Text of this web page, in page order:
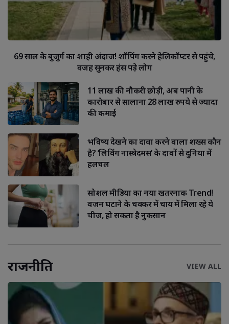
69 साल के बुजुर्ग का शाही अंदाज! शॉपिंग करने हेलिकॉप्टर से पहुंचे,
वजह सुनकर हंस पड़े लोग
11 लाख की नौकरी छोड़ी, अब पानी के
कारोबार से सालाना 28 लाख रुपये से ज्यादा
की कमाई
भविष्य देखने का दावा करने वाला शख्स कौन
है? ‘लिविंग नास्त्रेदमस’ के दावों से दुनिया में
हलचल
सोशल मीडिया का नया खतरनाक Trend!
वजन घटाने के चक्कर में चाय में मिला रहे ये
चीज, हो सकता है नुकसान
राजनीति VIEW ALL